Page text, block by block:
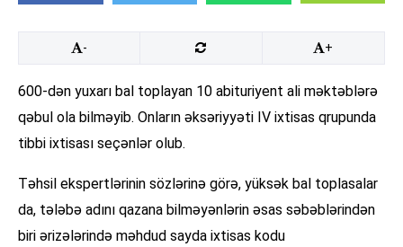
- +
600-dən yuxarı bal toplayan 10 abituriyent ali məktəblərə
qəbul ola bilməyib. Onların əksəriyyəti IV ixtisas qrupunda
tibbi ixtisası seçənlər olub.
Təhsil ekspertlərinin sözlərinə görə, yüksək bal toplasalar
da, tələbə adını qazana bilməyənlərin əsas səbəblərindən
biri ərizələrində məhdud sayda ixtisas kodu